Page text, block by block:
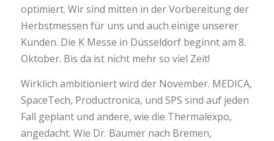
optimiert. Wir sind mitten in der Vorbereitung der
Herbstmessen für uns und auch einige unserer
Kunden. Die K Messe in Düsseldorf beginnt am 8.
Oktober. Bis da ist nicht mehr so viel Zeit!
Wirklich ambitioniert wird der November. MEDICA,
SpaceTech, Productronica, und SPS sind auf jeden
Fall geplant und andere, wie die Thermalexpo,
angedacht. Wie Dr. Baumer nach Bremen,